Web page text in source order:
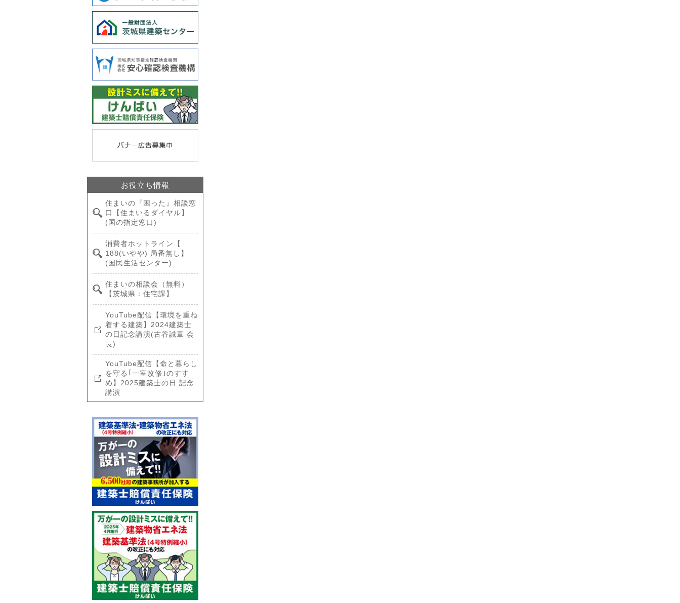
お役立ち情報
住まいの『困った』相談窓
口【住まいるダイヤル】
(国の指定窓口)
消費者ホットライン【
188(いやや) 局番無し】
(国民生活センター)
住まいの相談会（無料）
【茨城県：住宅課】
YouTube配信【環境を重ね
着する建築】2024建築士
の日記念講演(古谷誠章 会
長)
YouTube配信【命と暮らし
を守る｢一室改修｣のすす
め】2025建築士の日 記念
講演